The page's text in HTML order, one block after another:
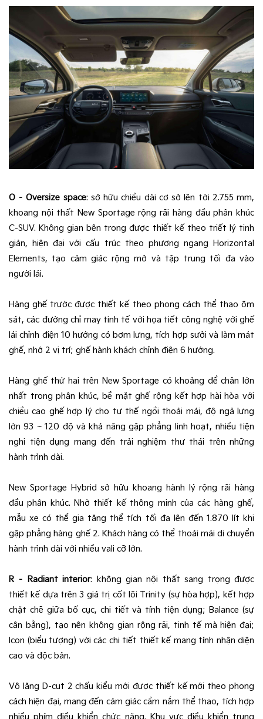
O – Oversize space: sở hữu chiều dài cơ sở lên tới 2.755 mm,
khoang nội thất New Sportage rộng rãi hàng đầu phân khúc
C-SUV. Không gian bên trong được thiết kế theo triết lý tinh
giản, hiện đại với cấu trúc theo phương ngang Horizontal
Elements, tạo cảm giác rộng mở và tập trung tối đa vào
người lái.
Hàng ghế trước được thiết kế theo phong cách thể thao ôm
sát, các đường chỉ may tinh tế với họa tiết công nghệ với ghế
lái chỉnh điện 10 hướng có bơm lưng, tích hợp sưởi và làm mát
ghế, nhớ 2 vị trí; ghế hành khách chỉnh điện 6 hướng.
Hàng ghế thứ hai trên New Sportage có khoảng để chân lớn
nhất trong phân khúc, bề mặt ghế rộng kết hợp hài hòa với
chiều cao ghế hợp lý cho tư thế ngồi thoải mái, độ ngả lưng
lớn 93 ~ 120 độ và khả năng gập phẳng linh hoạt, nhiều tiện
nghi tiện dụng mang đến trải nghiệm thư thái trên những
hành trình dài.
New Sportage Hybrid sở hữu khoang hành lý rộng rãi hàng
đầu phân khúc. Nhờ thiết kế thông minh của các hàng ghế,
mẫu xe có thể gia tăng thể tích tối đa lên đến 1.870 lít khi
gập phẳng hàng ghế 2. Khách hàng có thể thoải mái di chuyển
hành trình dài với nhiều vali cỡ lớn.
R – Radiant interior: không gian nội thất sang trọng được
thiết kế dựa trên 3 giá trị cốt lõi Trinity (sự hòa hợp), kết hợp
chặt chẽ giữa bố cục, chi tiết và tính tiện dụng; Balance (sự
cân bằng), tạo nên không gian rộng rãi, tinh tế mà hiện đại;
Icon (biểu tượng) với các chi tiết thiết kế mang tính nhận diện
cao và độc bản.
Vô lăng D-cut 2 chấu kiểu mới được thiết kế mới theo phong
cách hiện đại, mang đến cảm giác cầm nắm thể thao, tích hợp